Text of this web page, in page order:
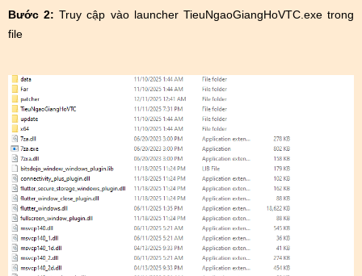
Bước 2: Truy cập vào launcher TieuNgaoGiangHoVTC.exe trong
file